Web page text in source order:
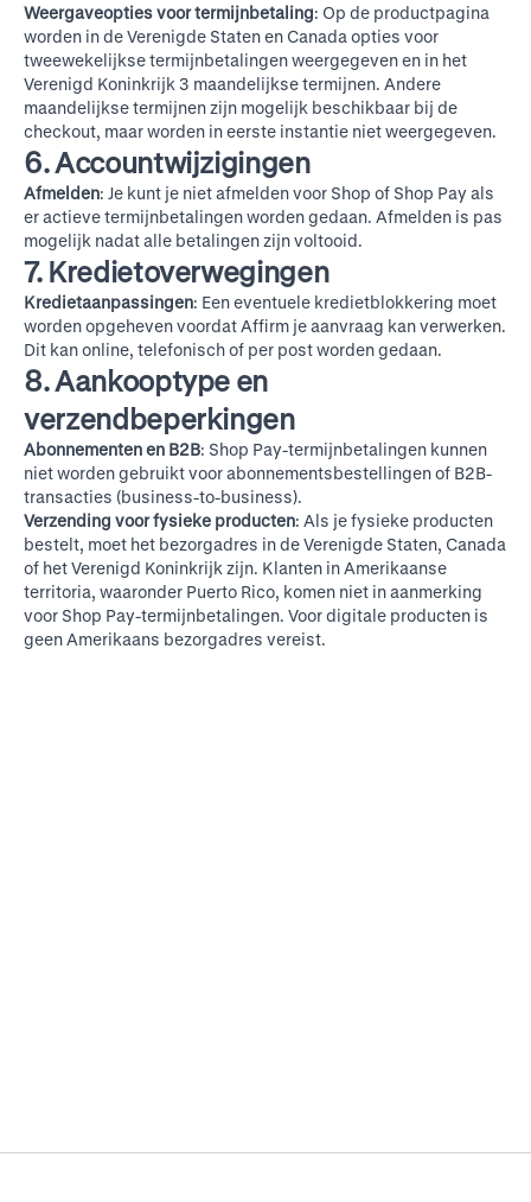
Weergaveopties voor termijnbetaling: Op de productpagina
worden in de Verenigde Staten en Canada opties voor
tweewekelijkse termijnbetalingen weergegeven en in het
Verenigd Koninkrijk 3 maandelijkse termijnen. Andere
maandelijkse termijnen zijn mogelijk beschikbaar bij de
checkout, maar worden in eerste instantie niet weergegeven.
6. Accountwijzigingen
Afmelden: Je kunt je niet afmelden voor Shop of Shop Pay als
er actieve termijnbetalingen worden gedaan. Afmelden is pas
mogelijk nadat alle betalingen zijn voltooid.
7. Kredietoverwegingen
Kredietaanpassingen: Een eventuele kredietblokkering moet
worden opgeheven voordat Affirm je aanvraag kan verwerken.
Dit kan online, telefonisch of per post worden gedaan.
8. Aankooptype en
verzendbeperkingen
Abonnementen en B2B: Shop Pay-termijnbetalingen kunnen
niet worden gebruikt voor abonnementsbestellingen of B2B-
transacties (business-to-business).
Verzending voor fysieke producten: Als je fysieke producten
bestelt, moet het bezorgadres in de Verenigde Staten, Canada
of het Verenigd Koninkrijk zijn. Klanten in Amerikaanse
territoria, waaronder Puerto Rico, komen niet in aanmerking
voor Shop Pay-termijnbetalingen. Voor digitale producten is
geen Amerikaans bezorgadres vereist.